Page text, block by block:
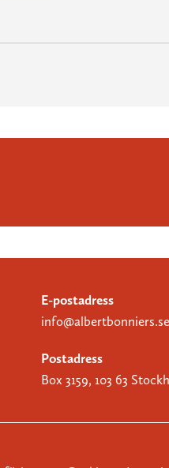
E-postadress
info@albertbonniers.se
Postadress
Box 3159, 103 63